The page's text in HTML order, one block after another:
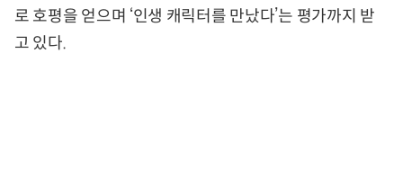
로 호평을 얻으며 ‘인생 캐릭터를 만났다’는 평가까지 받
고 있다.